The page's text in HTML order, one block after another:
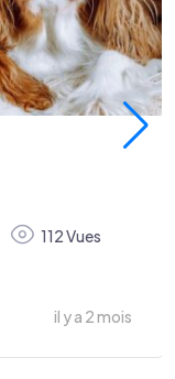
112 Vues
il y a 2 mois